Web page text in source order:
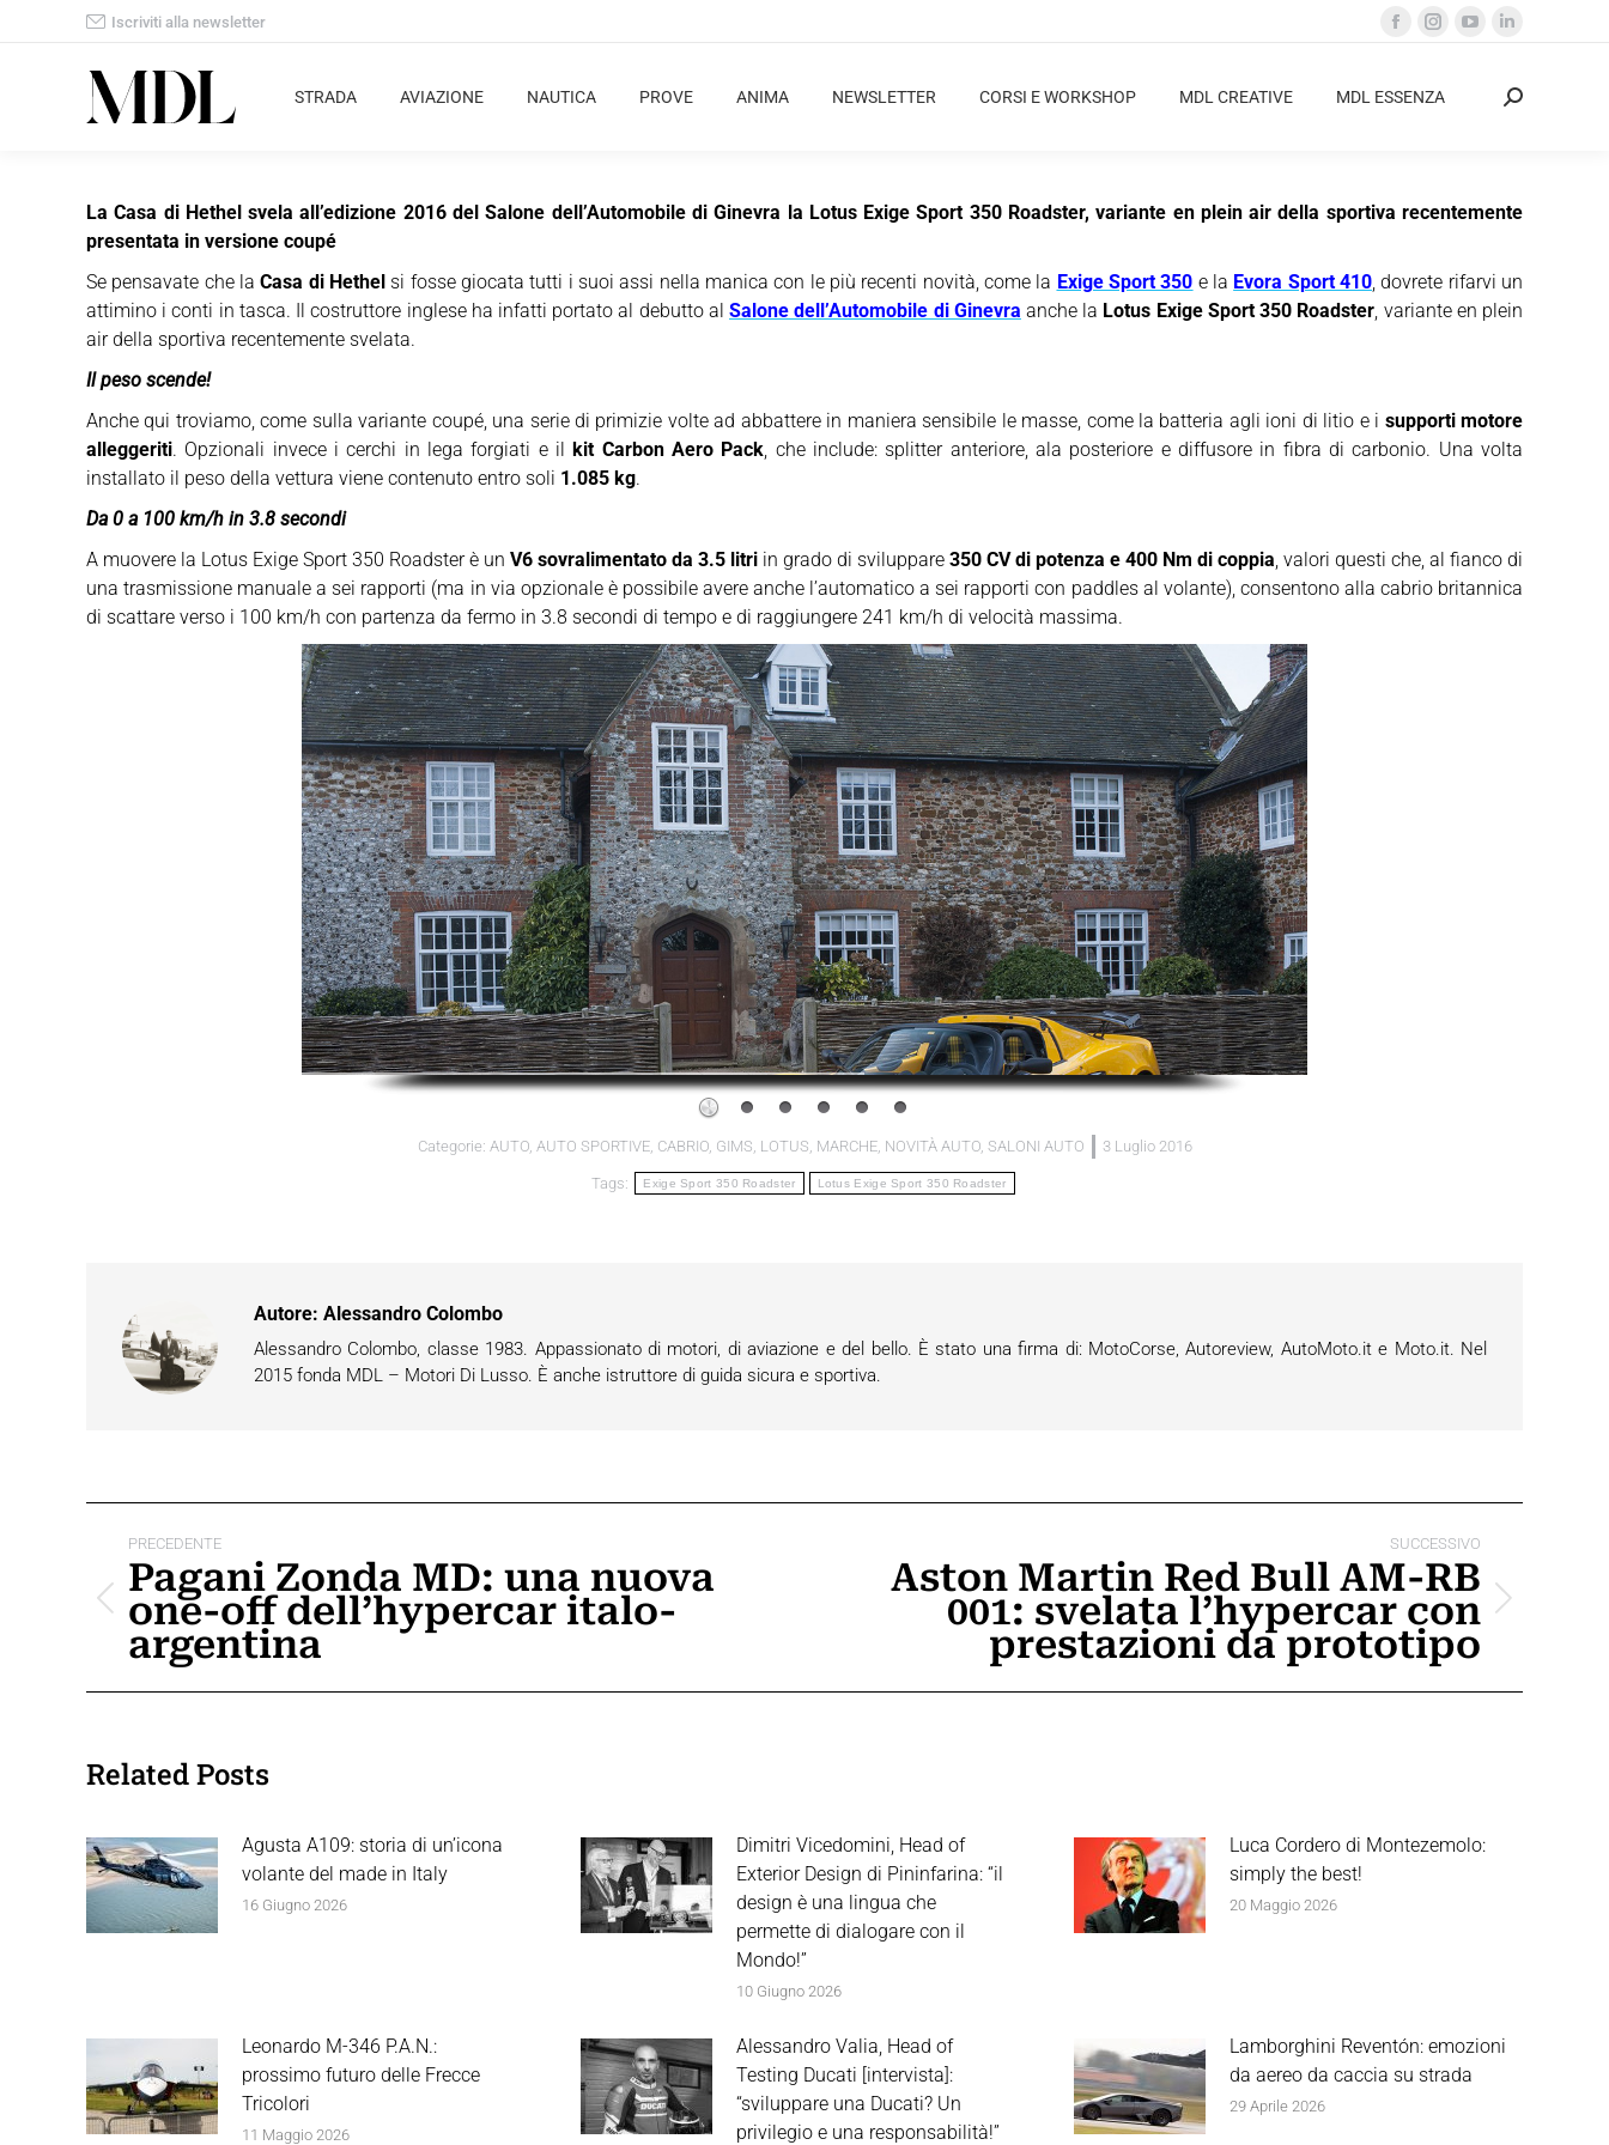
Iscriviti alla newsletter
Facebook
opens
Instagram
opens
YouTube
opens
Linkedin
opens
STRADA AVIAZIONE NAUTICA PROVE ANIMA NEWSLETTER CORSI E WORKSHOP MDL CREATIVE MDL ESSENZA Cerca:
La Casa di Hethel svela all’edizione 2016 del Salone dell’Automobile di Ginevra la Lotus Exige Sport 350 Roadster, variante en plein air della sportiva recentemente
presentata in versione coupé
Se pensavate che laCasa di Hethel si fosse giocata tutti i suoi assi nella manica con le più recenti novità, come la Exige Sport 350 e la Evora Sport 410, dovrete rifarvi un
attimino i conti in tasca. Il costruttore inglese ha infatti portato al debutto alSalone dell’Automobile di Ginevra anche la Lotus Exige Sport 350 Roadster, variante en plein
air della sportiva recentemente svelata.
Il peso scende!
Anche qui troviamo, come sulla variante coupé, una serie di primizie volte ad abbattere in maniera sensibile le masse, come la batteria agli ioni di litio e i supporti motore
alleggeriti. Opzionali invece i cerchi in lega forgiati e ilkit Carbon Aero Pack, che include: splitter anteriore, ala posteriore e diffusore in fibra di carbonio. Una volta
installato il peso della vettura viene contenuto entro soli 1.085 kg.
Da 0 a 100 km/h in 3.8 secondi
A muovere la Lotus Exige Sport 350 Roadster è un V6 sovralimentato da 3.5 litri in grado di sviluppare 350 CV di potenza e 400 Nm di coppia, valori questi che, al fianco di
una trasmissione manuale a sei rapporti (ma in via opzionale è possibile avere anche l’automatico a sei rapporti con paddles al volante), consentono alla cabrio britannica
di scattare verso i 100 km/h con partenza da fermo in 3.8 secondi di tempo e di raggiungere 241 km/h di velocità massima.
Categorie: AUTO, AUTO SPORTIVE, CABRIO, GIMS, LOTUS, MARCHE, NOVITÀ AUTO, SALONI AUTO 3 Luglio 2016
Tags: Exige Sport 350 Roadster Lotus Exige Sport 350 Roadster
Autore: Alessandro Colombo
Alessandro Colombo, classe 1983. Appassionato di motori, di aviazione e del bello. È stato una firma di: MotoCorse, Autoreview, AutoMoto.it e Moto.it. Nel
2015 fonda MDL – Motori Di Lusso. È anche istruttore di guida sicura e sportiva.
post
PRECEDENTE
Post
precedente:
Pagani Zonda MD: una nuova
one-off dell’hypercar italo-
argentina
SUCCESSIVO
Aston Martin Red Bull AM-RB
001: svelata l’hypercar con
prestazioni da prototipo
Related Posts
Agusta A109: storia di un’icona
volante del made in Italy
16 Giugno 2026
Dimitri Vicedomini, Head of
Exterior Design di Pininfarina: “il
design è una lingua che
permette di dialogare con il
Mondo!”
10 Giugno 2026
Luca Cordero di Montezemolo:
simply the best!
20 Maggio 2026
Leonardo M-346 P.A.N.:
prossimo futuro delle Frecce
Tricolori
11 Maggio 2026
Alessandro Valia, Head of
Testing Ducati [intervista]:
“sviluppare una Ducati? Un
privilegio e una responsabilità!”
Lamborghini Reventón: emozioni
da aereo da caccia su strada
29 Aprile 2026